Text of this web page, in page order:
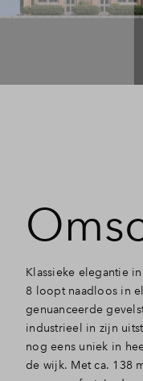
Klassieke elegantie
8 loopt naadloos in
genuanceerde
industrieel in zijn
nog eens uniek in
de wijk. Met ca. 138